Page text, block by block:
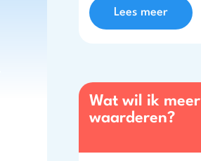
Lees meer
Wat wil ik meer
waarderen?